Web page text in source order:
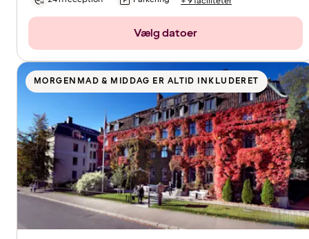
Vælg datoer
MORGENMAD & MIDDAG ER ALTID INKLUDERET